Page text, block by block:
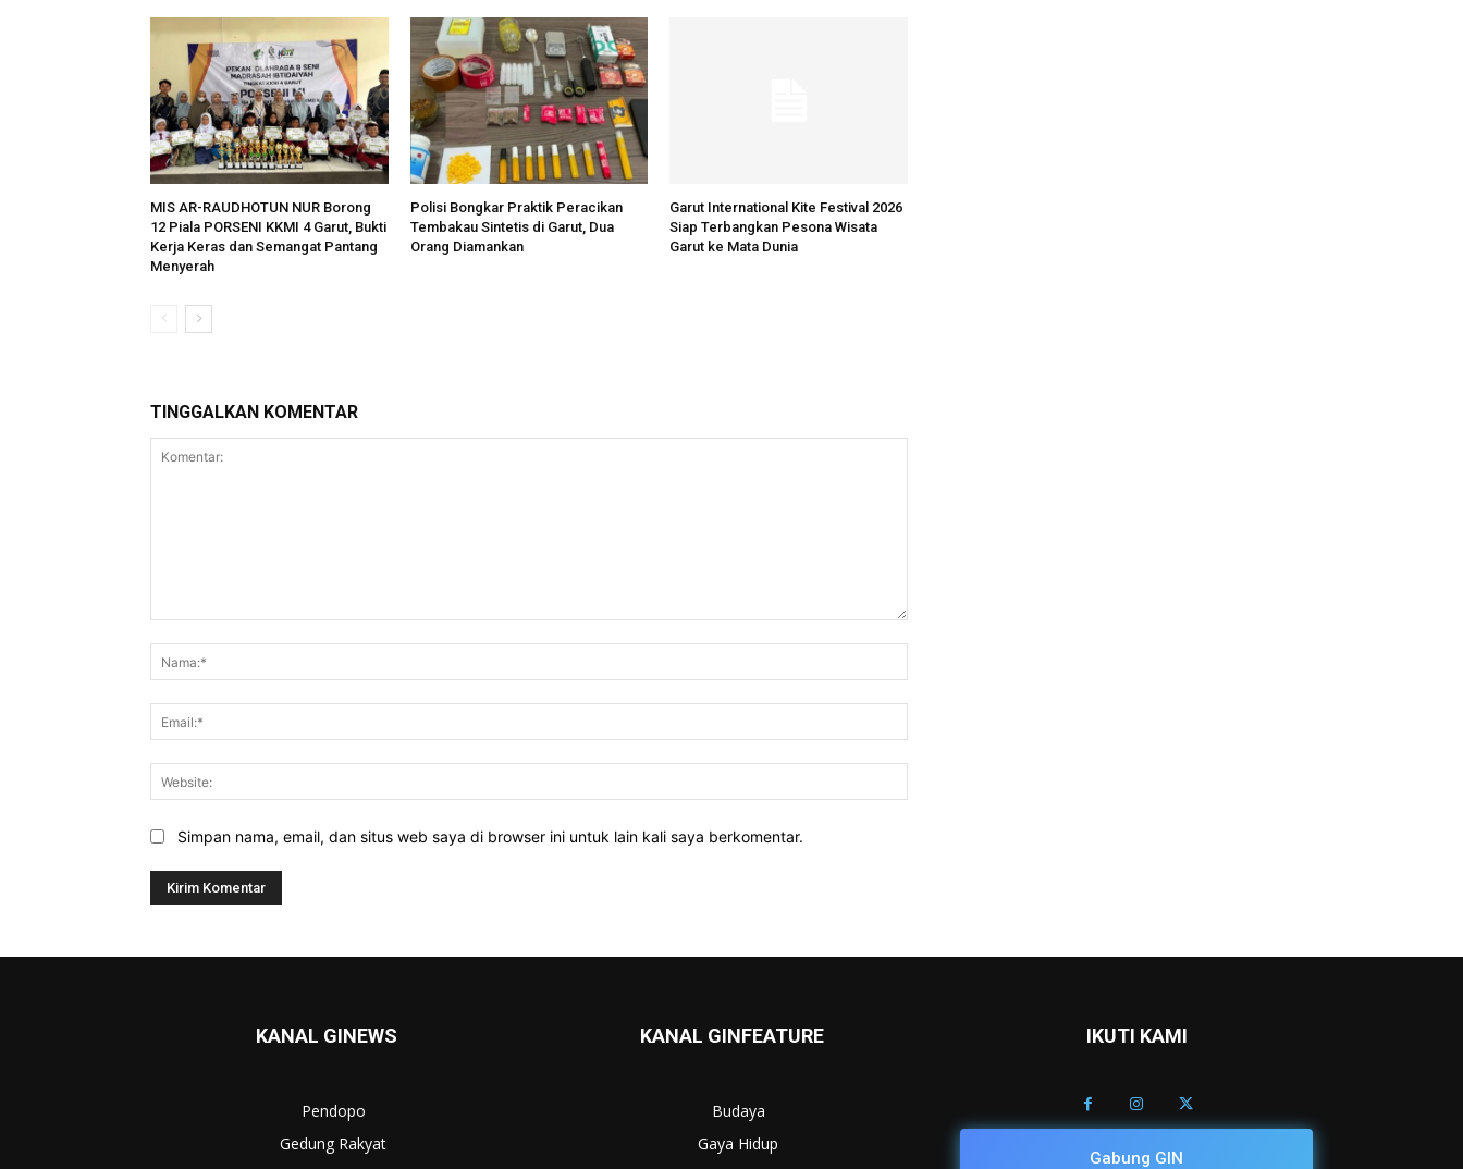
MIS AR-RAUDHOTUN NUR Borong
12 Piala PORSENI KKMI 4 Garut, Bukti
Kerja Keras dan Semangat Pantang
Menyerah
Polisi Bongkar Praktik Peracikan
Tembakau Sintetis di Garut, Dua
Orang Diamankan
Garut International Kite Festival 2026
Siap Terbangkan Pesona Wisata
Garut ke Mata Dunia
TINGGALKAN KOMENTAR
Simpan nama, email, dan situs web saya di browser ini untuk lain kali saya berkomentar.
KANAL GINEWS
Pendopo
Gedung Rakyat
KANAL GINFEATURE
Budaya
Gaya Hidup
IKUTI KAMI
Gabung GIN